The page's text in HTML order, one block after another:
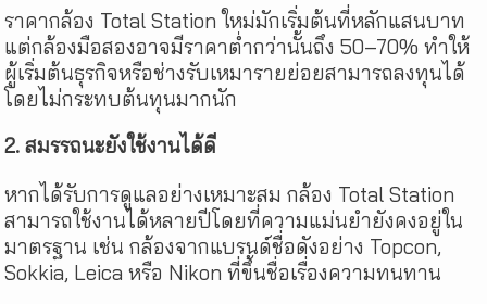
ราคากล้อง Total Station ใหม่มักเริ่มต้นที่หลักแสนบาท
แต่กล้องมือสองอาจมีราคาต่ำกว่านั้นถึง 50–70% ทำให้
ผู้เริ่มต้นธุรกิจหรือช่างรับเหมารายย่อยสามารถลงทุนได้
โดยไม่กระทบต้นทุนมากนัก
2. สมรรถนะยังใช้งานได้ดี
หากได้รับการดูแลอย่างเหมาะสม กล้อง Total Station
สามารถใช้งานได้หลายปีโดยที่ความแม่นยำยังคงอยู่ใน
มาตรฐาน เช่น กล้องจากแบรนด์ชื่อดังอย่าง Topcon,
Sokkia, Leica หรือ Nikon ที่ขึ้นชื่อเรื่องความทนทาน